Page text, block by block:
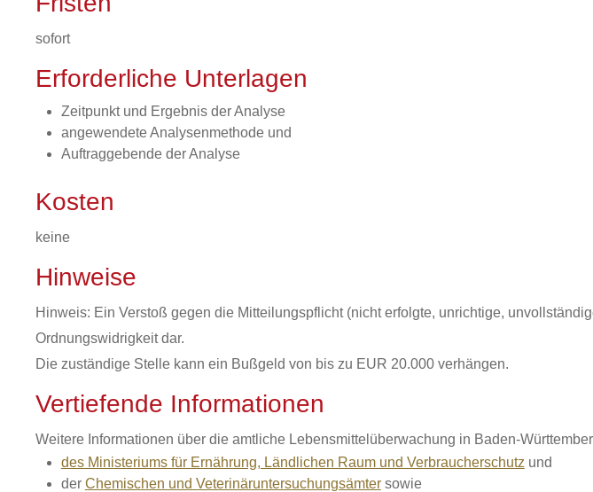
sofort
Erforderliche Unterlagen
Zeitpunkt und Ergebnis der Analyse
angewendete Analysenmethode und
Auftraggebende der Analyse
Kosten
keine
Hinweise
Hinweis: Ein Verstoß gegen die Mitteilungspflicht (nicht erfolgte, unrichtige,
Ordnungswidrigkeit dar.
Die zuständige Stelle kann ein Bußgeld von bis zu EUR 20.000 verhängen.
Vertiefende Informationen
Weitere Informationen über die amtliche Lebensmittelüberwachung in Baden-
des Ministeriums für Ernährung, Ländlichen Raum und Verbraucherschutz und
der Chemischen und Veterinäruntersuchungsämtersowie